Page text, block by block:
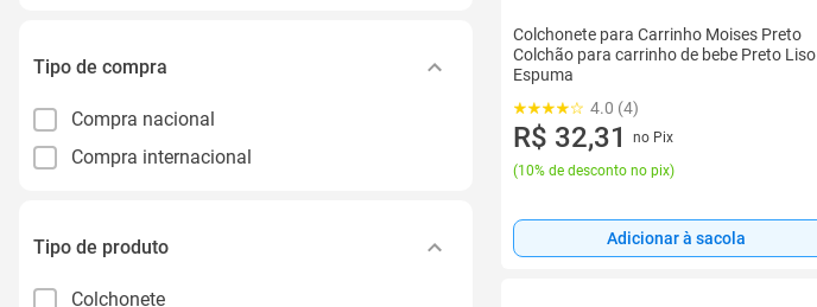
Tipo de compra
Compra nacional
Compra internacional
Tipo de produto
Colchonete
Colchonete para Carrinho Moises Preto
Colchão para carrinho de bebe Preto Liso
Espuma
4.0 (4)
R$ 32,31
no Pix
(10% de desconto no pix)
Adicionar à sacola